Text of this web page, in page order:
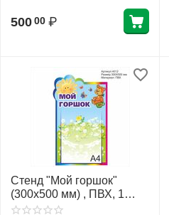
500 00 ₽
Стенд "Мой горшок"
(300х500 мм) , ПВХ, 1
карман А4 (плоский)